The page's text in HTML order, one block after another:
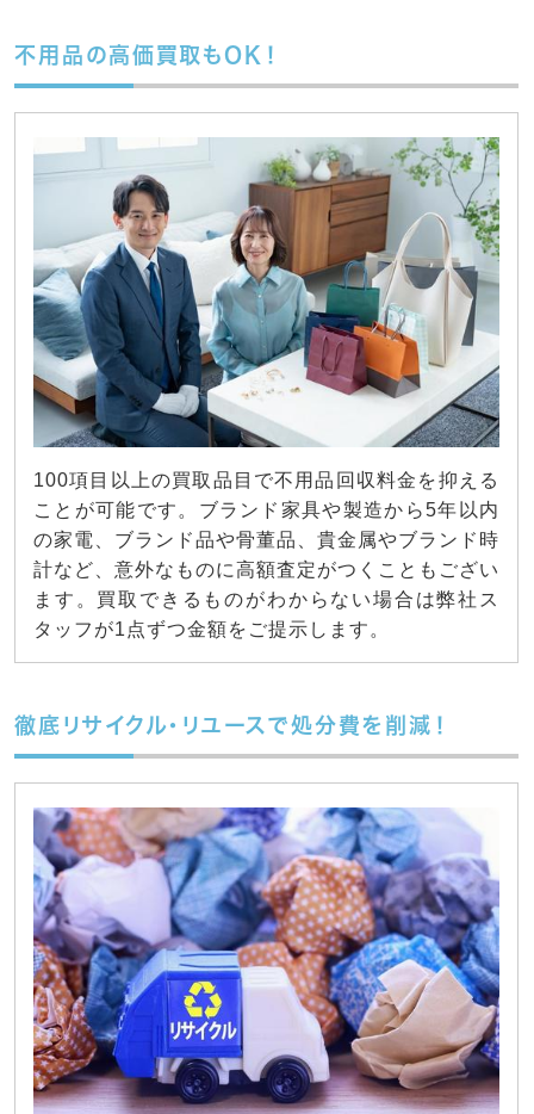
不用品の高価買取もOK！
100項目以上の買取品目で不用品回収料金を抑える
ことが可能です。ブランド家具や製造から5年以内
の家電、ブランド品や骨董品、貴金属やブランド時
計など、意外なものに高額査定がつくこともござい
ます。買取できるものがわからない場合は弊社ス
タッフが1点ずつ金額をご提示します。
徹底リサイクル・リユースで処分費を削減！